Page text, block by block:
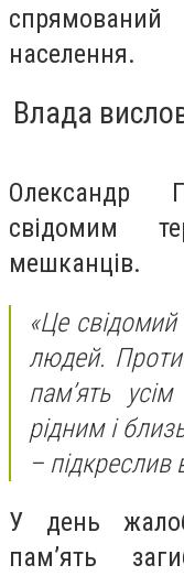
населення.
Влада
Олександр
свідомим
мешканців.
«Це
людей. Проти
пам’ять
рідним і
– підкреслив
У день
пам’ять